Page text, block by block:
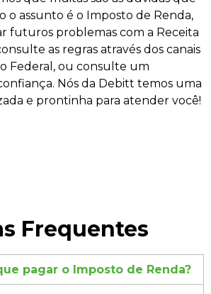
o assunto é o Imposto de Renda,
futuros problemas com a Receita
as regras através dos canais
Federal, ou consulte um
Nós da Debitt temos uma
e prontinha para atender você!
Frequentes
pagar o Imposto de Renda?